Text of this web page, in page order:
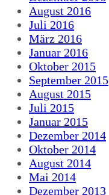
August 2016
Juli 2016
März 2016
Januar 2016
Oktober 2015
September 2015
August 2015
Juli 2015
Januar 2015
Dezember 2014
Oktober 2014
August 2014
Mai 2014
Dezember 2013